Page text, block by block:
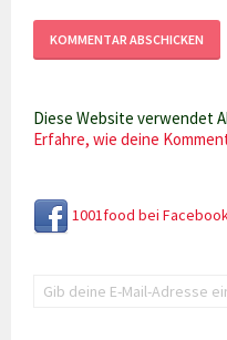
Diese Website verwendet
Erfahre, wie deine
1001food bei